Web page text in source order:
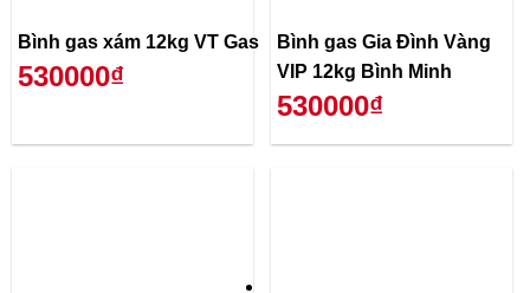
Bình gas xám 12kg VT Gas
530000₫
Bình gas Gia Đình Vàng
VIP 12kg Bình Minh
530000₫